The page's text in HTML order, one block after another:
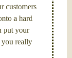
customers
a hard
put your
really